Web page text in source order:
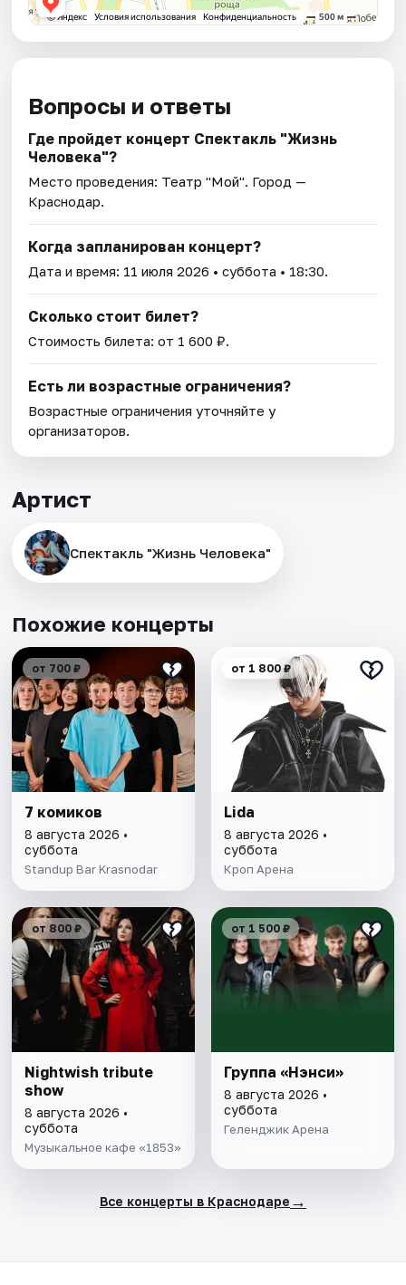
Вопросы и ответы
Где пройдет концерт Спектакль "Жизнь
Человека"?
Место проведения: Театр "Мой". Город —
Краснодар.
Когда запланирован концерт?
Дата и время: 11 июля 2026 • суббота • 18:30.
Сколько стоит билет?
Стоимость билета: от 1 600 ₽.
Есть ли возрастные ограничения?
Возрастные ограничения уточняйте у
организаторов.
Артист
Спектакль "Жизнь Человека"
Похожие концерты
от 700 ₽
7 комиков
8 августа 2026 •
суббота
Standup Bar Krasnodar
от 1 800 ₽
Lida
8 августа 2026 •
суббота
Кроп Арена
от 800 ₽
Nightwish tribute
show
8 августа 2026 •
суббота
Музыкальное кафе «1853»
от 1 500 ₽
Группа «Нэнси»
8 августа 2026 •
суббота
Геленджик Арена
Все концерты в Краснодаре →